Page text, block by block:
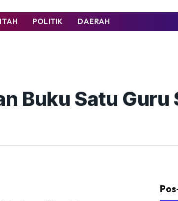
POLITIK DAERAH
Buku Satu Guru